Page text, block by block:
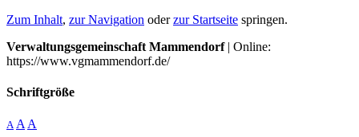
Zum Inhalt, zur Navigation oderzur Startseite springen.
Verwaltungsgemeinschaft Mammendorf| Online:
https://www.vgmammendorf.de/
Schriftgröße
A A A